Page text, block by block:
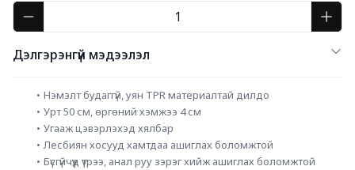
Дэлгэрэнгүй мэдээлэл
Нэмэлт будаггүй, уян TPR материалтай дилдо
Урт 50 см, өргөний хэмжээ 4 см
Угааж цэвэрлэхэд хялбар
Лесбиян хосууд хамтдаа ашиглах боломжтой
Бүсгүйчүүд үтрээ, анал руу зэрэг хийж ашиглах боломжтой